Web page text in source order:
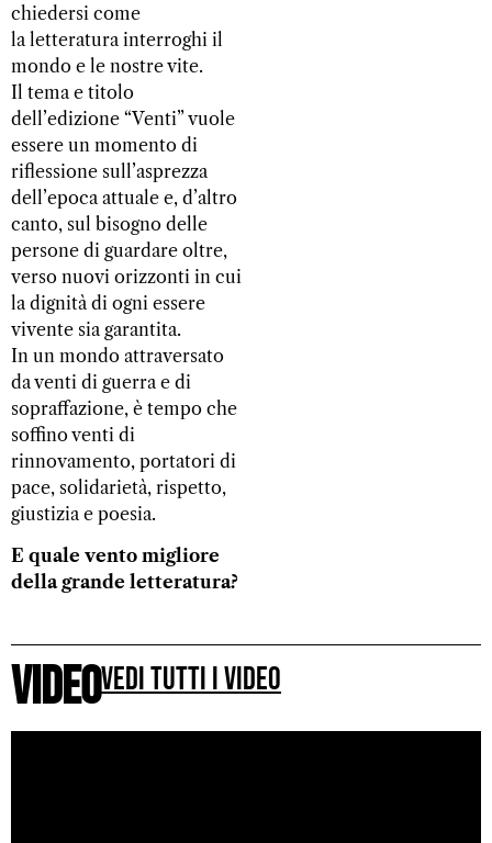
chiedersi come
la letteratura interroghi il
mondo e le nostre vite.
Il tema e titolo
dell’edizione “Venti” vuole
essere un momento di
riflessione sull’asprezza
dell’epoca attuale e, d’altro
canto, sul bisogno delle
persone di guardare oltre,
verso nuovi orizzonti in cui
la dignità di ogni essere
vivente sia garantita.
In un mondo attraversato
da venti di guerra e di
sopraffazione, è tempo che
soffino venti di
rinnovamento, portatori di
pace, solidarietà, rispetto,
giustizia e poesia.
E quale vento migliore
della grande letteratura?
VideoVedi tutti i video